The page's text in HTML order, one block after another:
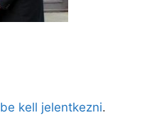
be kell jelentkezni.